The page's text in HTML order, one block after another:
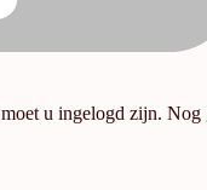
u ingelogd zijn. Nog